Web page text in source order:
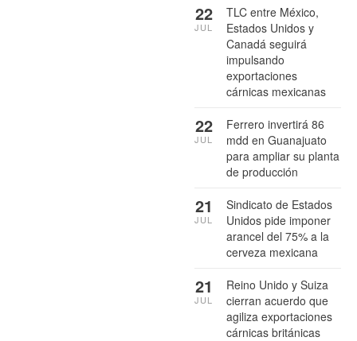
TLC entre México,
Estados Unidos y
Canadá seguirá
impulsando
exportaciones
cárnicas mexicanas
22
JUL
Ferrero invertirá 86
mdd en Guanajuato
para ampliar su planta
de producción
22
JUL
Sindicato de Estados
Unidos pide imponer
arancel del 75% a la
cerveza mexicana
21
JUL
Reino Unido y Suiza
cierran acuerdo que
agiliza exportaciones
cárnicas británicas
21
JUL